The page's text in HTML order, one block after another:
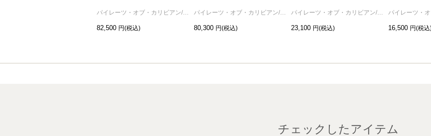
82,500 80,300 23,100 16,500
チェックしたアイテム